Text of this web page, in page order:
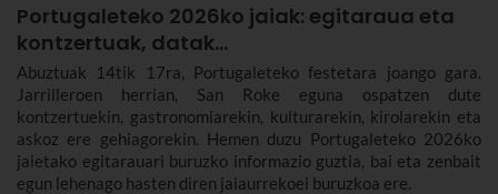
Portugaleteko 2026ko jaiak: egitaraua eta
kontzertuak, datak...
Abuztuak 14tik 17ra, Portugaleteko festetara joango gara.
Jarrilleroen herrian, San Roke eguna ospatzen dute
kontzertuekin, gastronomiarekin, kulturarekin, kirolarekin eta
askoz ere gehiagorekin. Hemen duzu Portugaleteko 2026ko
jaietako egitarauari buruzko informazio guztia, bai eta zenbait
egun lehenago hasten diren jaiaurrekoei buruzkoa ere.